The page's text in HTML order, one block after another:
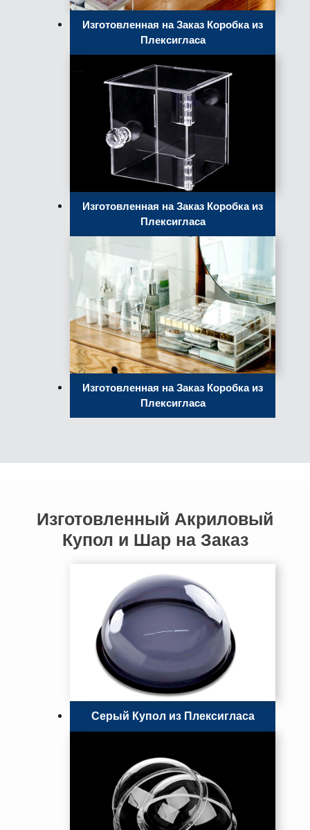
Изготовленная на Заказ Коробка из
Плексигласа
Изготовленная на Заказ Коробка из
Плексигласа
Изготовленная на Заказ Коробка из
Плексигласа
Изготовленный Акриловый
Купол и Шар на Заказ
Серый Купол из Плексигласа